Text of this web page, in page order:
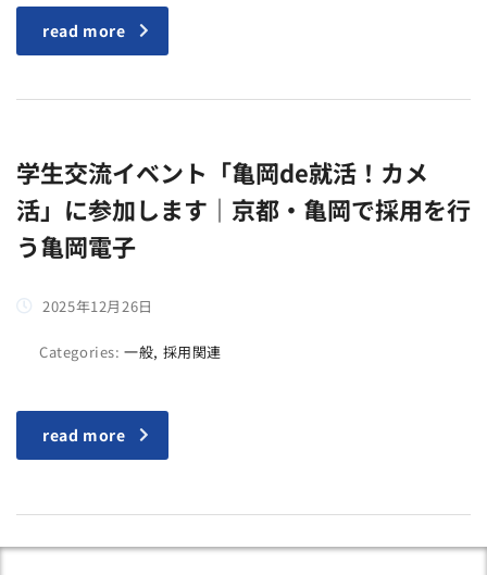
read more
学生交流イベント「亀岡de就活！カメ
活」に参加します｜京都・亀岡で採用を行
う亀岡電子
2025年12月26日
Categories:一般, 採用関連
read more